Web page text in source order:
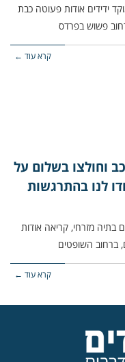
קריאה במוקד ידידים אודות פעוטה כבת
פשוש בפרדס
קרא עוד ←
וחולצו בשלום על
לנו בהתרגשות
ידידים בתיה מזרחי, קריאה אודות
ברחוב השופטים
קרא עוד ←